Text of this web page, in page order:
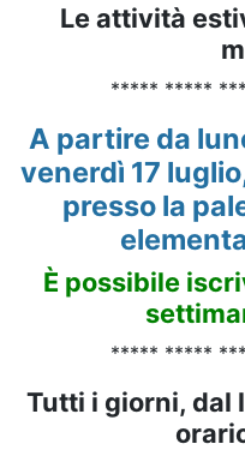
Le attività
***** *****
A partire da
venerdì 17
presso la
È possibile
***** *****
Tutti i giorni, dal